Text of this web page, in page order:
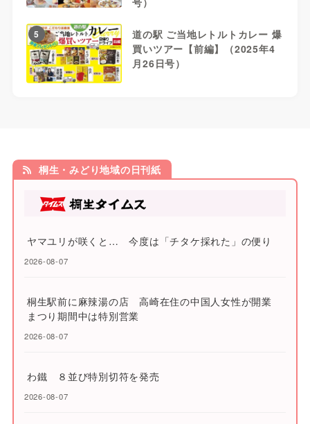
5
道の駅 ご当地レトルトカレー 爆
買いツアー【前編】（2025年4
月26日号）
桐生・みどり地域の日刊紙
ヤマユリが咲くと… 今度は「チタケ採れた」の便り
2026-08-07
桐生駅前に麻辣湯の店 高崎在住の中国人女性が開業
まつり期間中は特別営業
2026-08-07
わ鐵 ８並び特別切符を発売
2026-08-07